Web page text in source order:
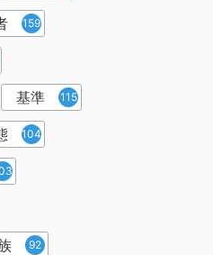
159
基準 115
104
92